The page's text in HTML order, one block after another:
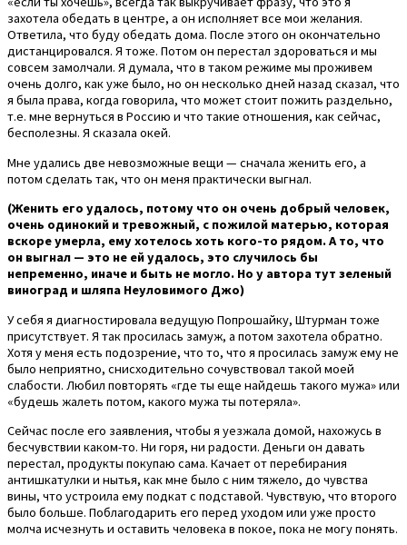
захотела обедать в центре, а он исполняет все мои желания.
Ответила, что буду обедать дома. После этого он окончательно
дистанцировался. Я тоже. Потом он перестал здороваться и мы
совсем замолчали. Я думала, что в таком режиме мы проживем
очень долго, как уже было, но он несколько дней назад сказал, что
я была права, когда говорила, что может стоит пожить раздельно,
т.е. мне вернуться в Россию и что такие отношения, как сейчас,
бесполезны. Я сказала окей.
Мне удались две невозможные вещи — сначала женить его, а
потом сделать так, что он меня практически выгнал.
(Женить его удалось, потому что он очень добрый человек,
очень одинокий и тревожный, с пожилой матерью, которая
вскоре умерла, ему хотелось хоть кого-то рядом. А то, что
он выгнал — это не ей удалось, это случилось бы
непременно, иначе и быть не могло. Но у автора тут зеленый
виноград и шляпа Неуловимого Джо)
У себя я диагностировала ведущую Попрошайку, Штурман тоже
присутствует. Я так просилась замуж, а потом захотела обратно.
Хотя у меня есть подозрение, что то, что я просилась замуж ему не
было неприятно, снисходительно сочувствовал такой моей
слабости. Любил повторять «где ты еще найдешь такого мужа» или
«будешь жалеть потом, какого мужа ты потеряла».
Сейчас после его заявления, чтобы я уезжала домой, нахожусь в
бесчувствии каком-то. Ни горя, ни радости. Деньги он давать
перестал, продукты покупаю сама. Качает от перебирания
антишкатулки и нытья, как мне было с ним тяжело, до чувства
вины, что устроила ему подкат с подставой. Чувствую, что второго
было больше. Поблагодарить его перед уходом или уже просто
молча исчезнуть и оставить человека в покое, пока не могу понять.